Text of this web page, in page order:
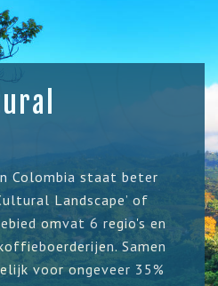
Colombia staat beter
Landscape’ of
omvat 6 regio's en
Samen
voor ongeveer 35%